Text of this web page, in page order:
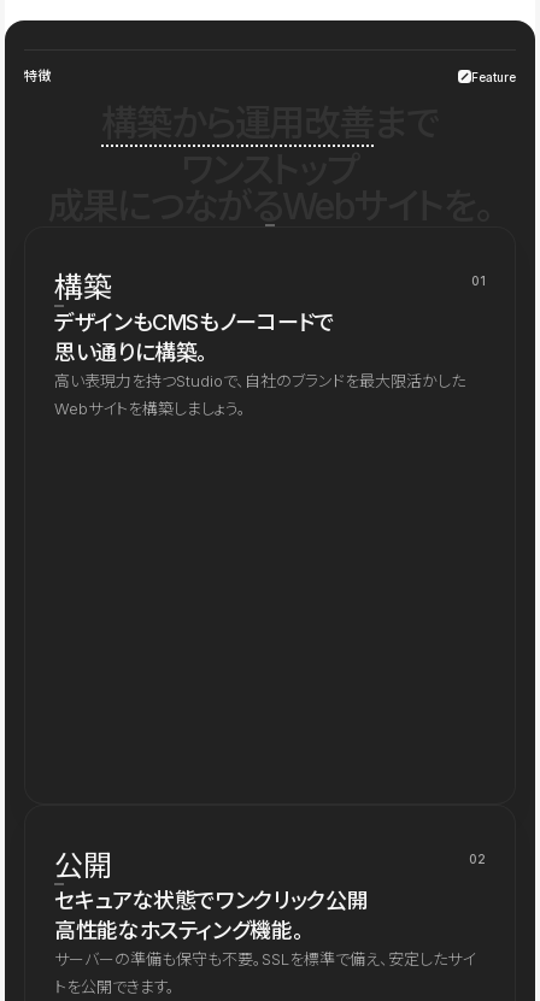
特徴 Feature
構築 01
デザインもCMSもノーコードで
思い通りに構築。
高い表現力を持つStudioで、自社のブランドを最大限活かした
Webサイトを構築しましょう。
公開 02
セキュアな状態でワンクリック公開
高性能なホスティング機能。
サーバーの準備も保守も不要。SSLを標準で備え、安定したサイ
トを公開できます。